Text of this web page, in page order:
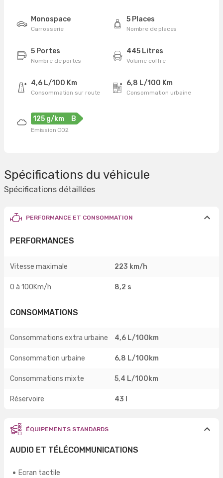
Monospace
Carrosserie
5 Places
Nombre de places
5 Portes
Nombre de portes
445 Litres
Volume coffre
4,6 L/100 Km
Consommation sur route
6,8 L/100 Km
Consommation urbaine
125 g/km B
Emission CO2
Spécifications du véhicule
Spécifications détaillées
PERFORMANCE ET CONSOMMATION
PERFORMANCES
Vitesse maximale 223 km/h
0 à 100Km/h 8,2 s
CONSOMMATIONS
Consommations extra urbaine 4,6 L/100km
Consommation urbaine 6,8 L/100km
Consommations mixte 5,4 L/100km
Réservoire 43 l
ÉQUIPEMENTS STANDARDS
AUDIO ET TÉLÉCOMMUNICATIONS
Ecran tactile